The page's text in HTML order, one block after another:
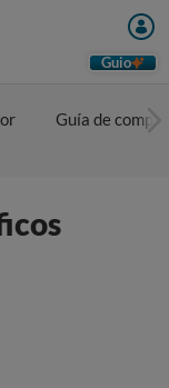
Guio
Guía de compra